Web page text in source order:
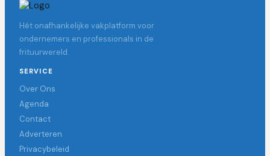
Hét onafhankelijke vakplatform voor
ondernemers en professionals in de
frituurwereld.
SERVICE
Over Ons
Agenda
Contact
Adverteren
Privacybeleid